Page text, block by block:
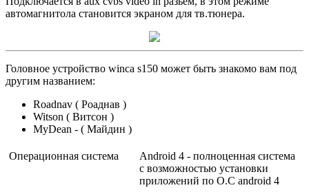
автомагнитола становится экраном для тв.тюнера.
Головное устройство winca s150 может быть знакомо вам под
другим названием:
Roadnav ( Роаднав )
Witson ( Витсон )
MyDean - ( Майдин )
Операционная система
Android 4 - полноценная система
с возможностью установки
приложений по О.С android 4